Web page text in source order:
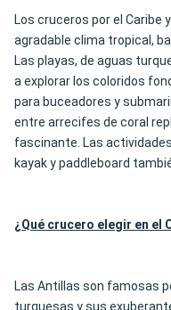
Los cruceros por el Caribe
agradable clima tropical,
Las playas, de aguas
a explorar los coloridos
para buceadores y
entre arrecifes de coral
fascinante. Las
kayak y paddleboard
¿Qué crucero elegir en el
Las Antillas son famosas
turquesas y sus